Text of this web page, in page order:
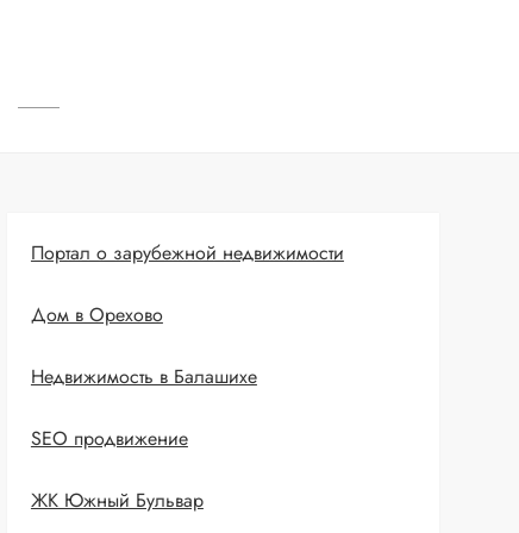
Портал о зарубежной недвижимости
Дом в Орехово
Недвижимость в Балашихе
SEO продвижение
ЖК Южный Бульвар